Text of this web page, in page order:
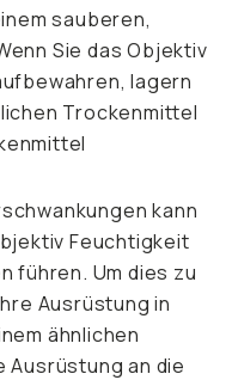
sauberen,
Sie das Objektiv
lagern
Trockenmittel
kann
Feuchtigkeit
führen. Um dies zu
Ausrüstung in
ähnlichen
Ausrüstung an die